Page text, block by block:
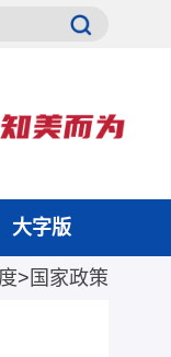
大字版
> 国家政策